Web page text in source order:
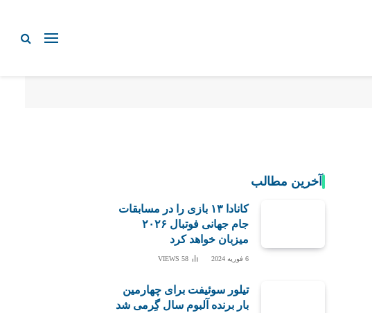
آخرین مطالب
کانادا ۱۳ بازی را در مسابقات
جام جهانی فوتبال ۲۰۲۶
میزبان خواهد کرد
6 فوریه 2024 58
VIEWS
تیلور سوئیفت برای چهارمین
بار برنده آلبوم سال گِرمی شد